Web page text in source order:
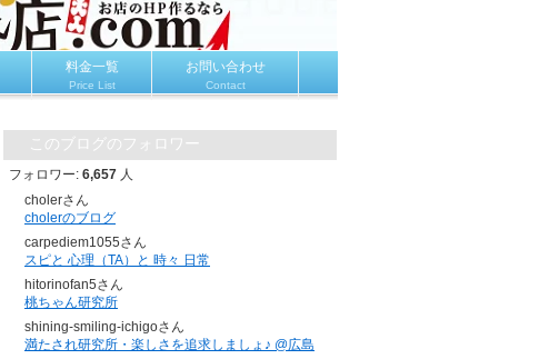
このブログのフォロワー
フォロワー: 6,657 人
cholerさん
cholerのブログ
carpediem1055さん
スピと 心理（TA）と 時々 日常
hitorinofan5さん
桃ちゃん研究所
shining-smiling-ichigoさん
満たされ研究所・楽しさを追求しましょ♪ @広島
料金一覧
Price List
お問い合わせ
Contact